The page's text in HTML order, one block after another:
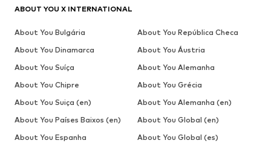
ABOUT YOU X INTERNATIONAL
About You Bulgária
About You República Checa
About You Dinamarca
About You Áustria
About You Suíça
About You Alemanha
About You Chipre
About You Grécia
About You Suiça (en)
About You Alemanha (en)
About You Países Baixos (en)
About You Global (en)
About You Espanha
About You Global (es)